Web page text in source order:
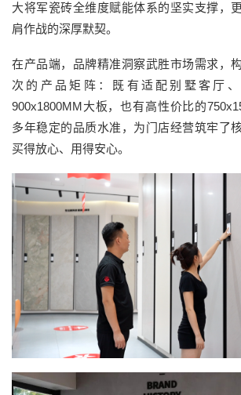
大将军瓷砖全维度赋能体系的坚实支撑，
肩作战的深厚默契。
在产品端，品牌精准洞察武胜市场需求，
次的产品矩阵：既有适配别墅客厅
900x1800MM大板，也有高性价比的
多年稳定的品质水准，为门店经营筑牢了
买得放心、用得安心。